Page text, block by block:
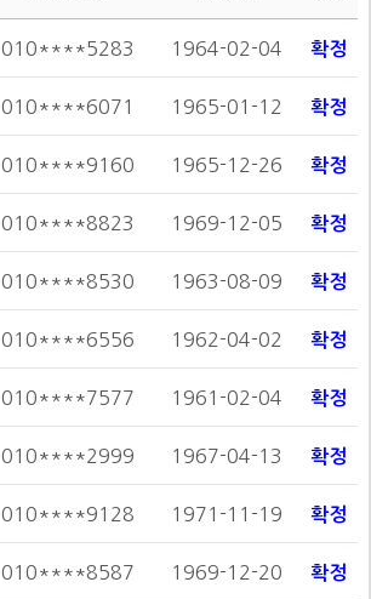
010****5283 1964-02-04 확정
010****6071 1965-01-12 확정
010****9160 1965-12-26 확정
010****8823 1969-12-05 확정
010****8530 1963-08-09 확정
010****6556 1962-04-02 확정
010****7577 1961-02-04 확정
010****2999 1967-04-13 확정
010****9128 1971-11-19 확정
010****8587 1969-12-20 확정